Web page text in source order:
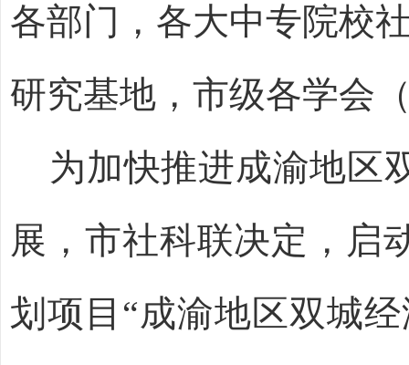
各部门，各大中专院校
研究基地， 市级各学会
为加快推进成渝地区
展，市社科联决定 ， 启
划 项目 “成渝地区双城